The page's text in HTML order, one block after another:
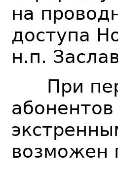
на
доступа
н.п.
При
возможен